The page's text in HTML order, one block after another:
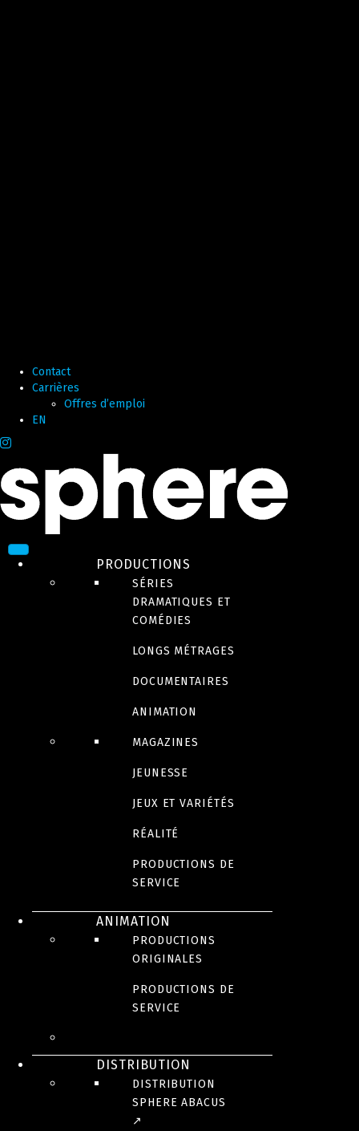
Contact
Carrières
Offres d’emploi
EN
PRODUCTIONS
SÉRIES
DRAMATIQUES ET
COMÉDIES
LONGS MÉTRAGES
DOCUMENTAIRES
ANIMATION
MAGAZINES
JEUNESSE
JEUX ET VARIÉTÉS
RÉALITÉ
PRODUCTIONS DE
SERVICE
ANIMATION
PRODUCTIONS
ORIGINALES
PRODUCTIONS DE
SERVICE
DISTRIBUTION
DISTRIBUTION
SPHERE ABACUS
↗